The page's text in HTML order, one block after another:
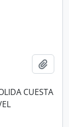
CUESTA